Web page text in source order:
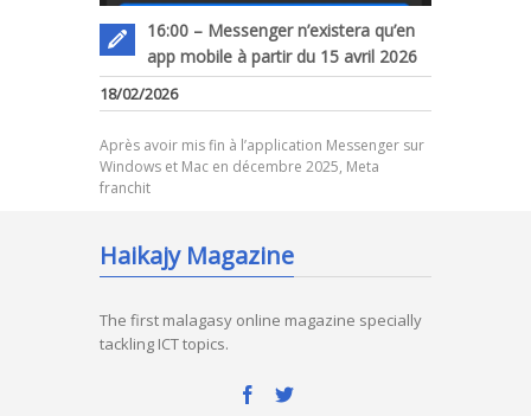
16:00 – Messenger n’existera qu’en
app mobile à partir du 15 avril 2026
18/02/2026
Après avoir mis fin à l’application Messenger sur
Windows et Mac en décembre 2025, Meta
franchit
Haikajy Magazine
The first malagasy online magazine specially
tackling ICT topics.